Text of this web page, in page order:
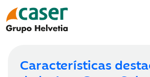
Características